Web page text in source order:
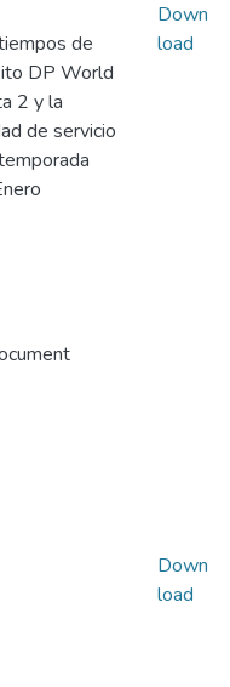
de
DP World
2 y la
de servicio
Down
load
Down
load